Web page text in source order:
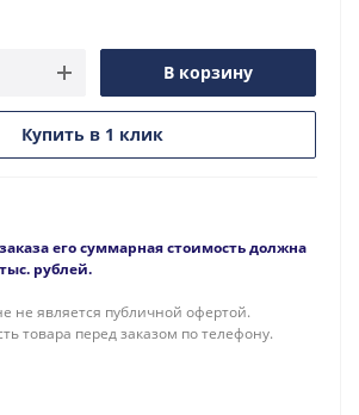
В корзину
Купить в 1 клик
его суммарная стоимость должна
рублей.
не является публичной офертой.
товара перед заказом по телефону.